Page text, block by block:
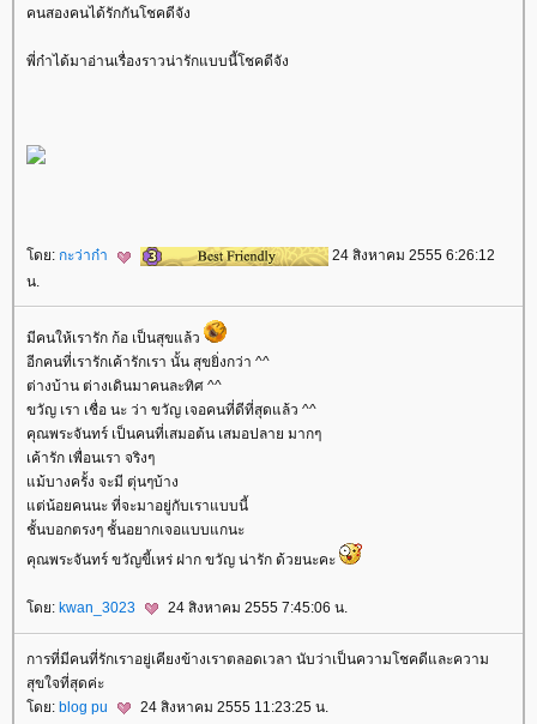
คนสองคนได้รักกันโชคดีจัง
พี่ก๋าได้มาอ่านเรื่องราวน่ารักแบบนี้โชคดีจัง
ดย: กะว่าก๋า
24 สิงหาคม 2555 6:26:12
น.
มีคนให้เรารัก ก้อ เป็นสุขแล้ว
อีกคนที่เรารักเค้ารักเรา นั้น สุขยิ่งกว่า ^^
ต่างบ้าน ต่างเดินมาคนละทิศ ^^
ขวัญ เรา เชื่อ นะ ว่า ขวัญ เจอคนที่ดีที่สุดแล้ว ^^
คุณพระจันทร์ เป็นคนที่เสมอต้น เสมอปลาย มากๆ
เค้ารัก เพื่อนเรา จริงๆ
ม้บางครั้ง จะมี ตุ่นๆบ้าง
ต่น้อยคนนะ ที่จะมาอยู่กับเราแบบนี้
ชั้นบอกตรงๆ ชั้นอยากเจอแบบแกนะ
คุณพระจันทร์ ขวัญขี้เหร่ ฝาก ขวัญ น่ารัก ด้วยนะคะ
ดย: kwan_3023 24 สิงหาคม 2555 7:45:06 น.
การที่มีคนที่รักเราอยู่เคียงข้างเราตลอดเวลา นับว่าเป็นความโชคดีและความ
สุขใจที่สุดค่ะ
ดย: blog pu 24 สิงหาคม 2555 11:23:25 น.